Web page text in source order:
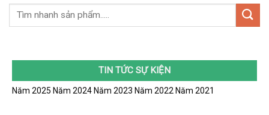
TIN TỨC SỰ KIỆN
Năm 2025 Năm 2024 Năm 2023 Năm 2022 Năm 2021